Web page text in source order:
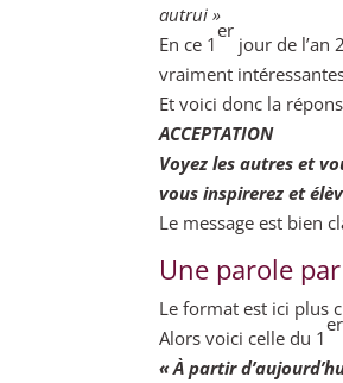
autrui »
En ce 1
er
jour de l’an
vraiment
Et voici donc la
ACCEPTATION
Voyez les autres et
vous inspirerez et
Le message est bien
Une parole
Le format est ici plus
Alors voici celle du 1
er
« À partir